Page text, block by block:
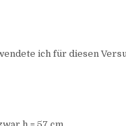
ich für diesen